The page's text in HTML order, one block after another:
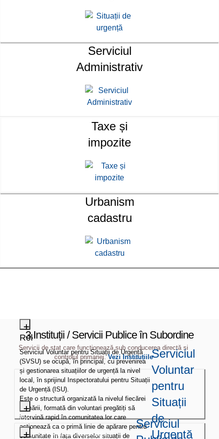
Serviciul
Administrativ
Taxe și
impozite
Urbanism
cadastru
3.Instituții / Servicii Publice în Subordine
Servicii de stat care funcționează sub conducerea directă și
controlul primariei. Vezi Instituțiile
Rol
Serviciul Voluntar pentru Situații de Urgență
(SVSU) se ocupă, în principal, cu prevenirea
și gestionarea situațiilor de urgență la nivel
local, în sprijinul Inspectoratului pentru Situații
de Urgență (ISU).
Este o structură organizată la nivelul fiecărei
primării, formată din voluntari pregătiți să
intervină rapid în comunitatea lor care
acționează ca o primă linie de apărare pentru
comunitate în fața diverselor situații de
Serviciul
Voluntar
pentru
Situații
de
Urgență
Rol
Serviciul Public de Gospodărire
Serviciul